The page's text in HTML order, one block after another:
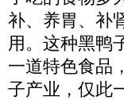
补、养胃、补
用。这种黑鸭
一道特色食品
子产业，仅此